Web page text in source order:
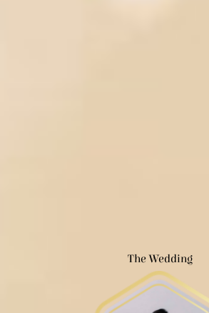
The Wedding